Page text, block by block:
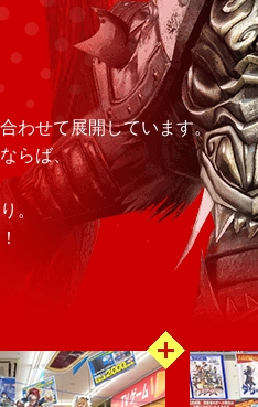
わせて展開しています。
らば、
。